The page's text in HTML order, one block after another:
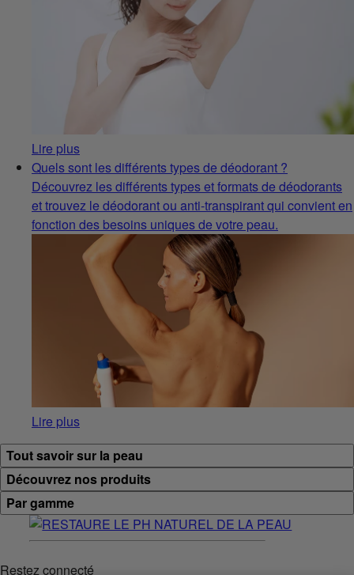
Lire plus
Quels sont les différents types de déodorant ?
Découvrez les différents types et formats de déodorants
et trouvez le déodorant ou anti-transpirant qui convient en
fonction des besoins uniques de votre peau.
Lire plus
Tout savoir sur la peau
Découvrez nos produits
Par gamme
Restez connecté